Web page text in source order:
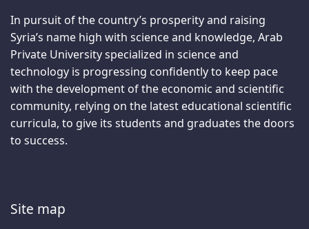
In pursuit of the country’s prosperity and raising
Syria’s name high with science and knowledge, Arab
Private University specialized in science and
technology is progressing confidently to keep pace
with the development of the economic and scientific
community, relying on the latest educational scientific
curricula, to give its students and graduates the doors
to success.
Site map